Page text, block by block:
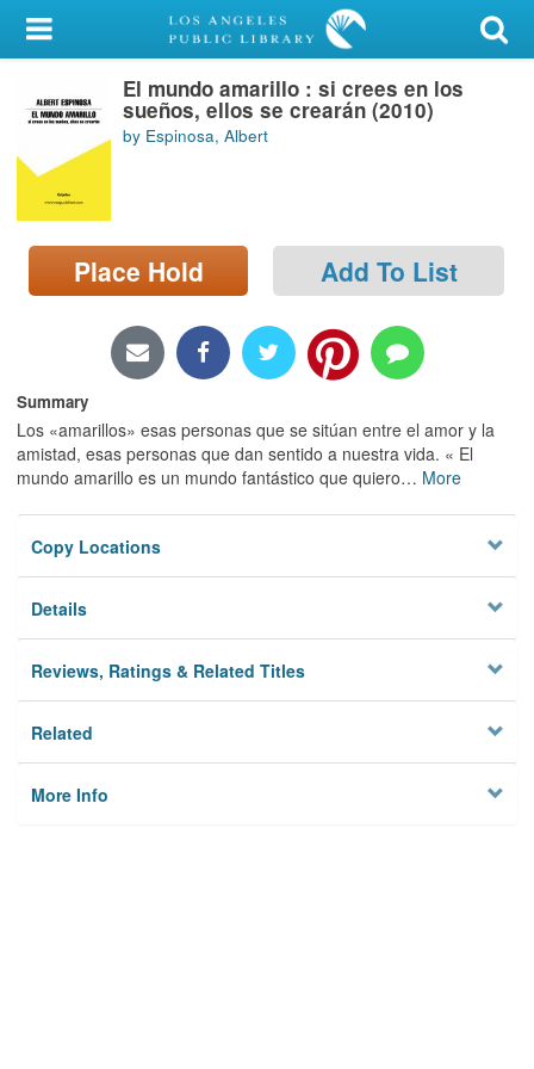
My Account
Library Card
Sign In
Search
Locations/Hours (external
page)
El mundo amarillo : si crees en los
sueños, ellos se crearán (2010)
by Espinosa, Albert
Place Hold Add To List
Summary
Los «amarillos» esas personas que se sitúan entre el amor y la
amistad, esas personas que dan sentido a nuestra vida. « El
mundo amarillo es un mundo fantástico que quiero… More
Copy Locations
Details
Reviews, Ratings & Related Titles
Related
More Info